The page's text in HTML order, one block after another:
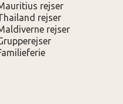
rejser
rejser
rejser